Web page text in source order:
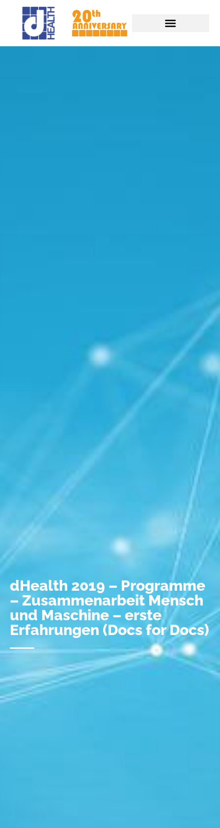
dHealth 2019 – Programme
– Zusammenarbeit Mensch
und Maschine – erste
Erfahrungen (Docs for Docs)